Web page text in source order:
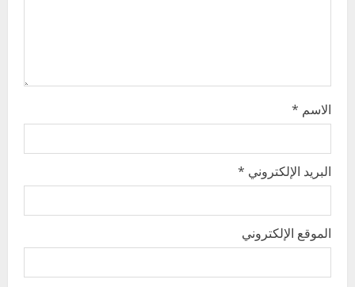
الاسم *
البريد الإلكتروني *
الموقع الإلكتروني